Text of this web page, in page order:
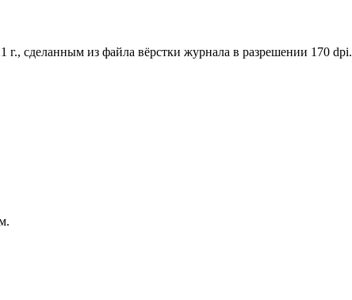
сделанным из файла вёрстки журнала в разрешении 170 dpi.